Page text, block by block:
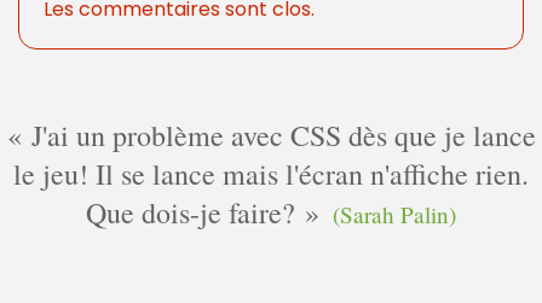
Les commentaires sont clos.
J'ai un problème avec CSS dès que je lance
le jeu! Il se lance mais l'écran n'affiche rien.
Que dois-je faire?
(Sarah Palin)